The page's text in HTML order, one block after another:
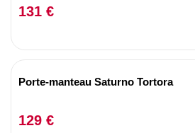
131 €
Porte-manteau Saturno Tortora
129 €